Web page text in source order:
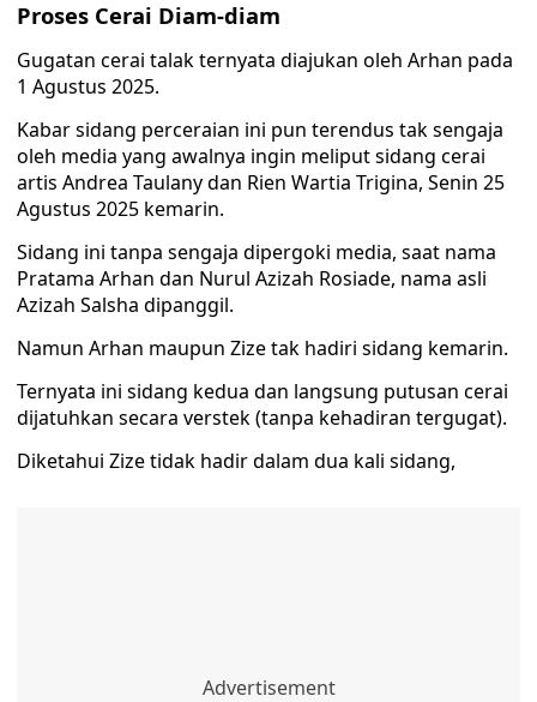
Proses Cerai Diam-diam
Gugatan cerai talak ternyata diajukan oleh Arhan pada
1 Agustus 2025.
Kabar sidang perceraian ini pun terendus tak sengaja
oleh media yang awalnya ingin meliput sidang cerai
artis Andrea Taulany dan Rien Wartia Trigina, Senin 25
Agustus 2025 kemarin.
Sidang ini tanpa sengaja dipergoki media, saat nama
Pratama Arhan dan Nurul Azizah Rosiade, nama asli
Azizah Salsha dipanggil.
Namun Arhan maupun Zize tak hadiri sidang kemarin.
Ternyata ini sidang kedua dan langsung putusan cerai
dijatuhkan secara verstek (tanpa kehadiran tergugat).
Diketahui Zize tidak hadir dalam dua kali sidang,